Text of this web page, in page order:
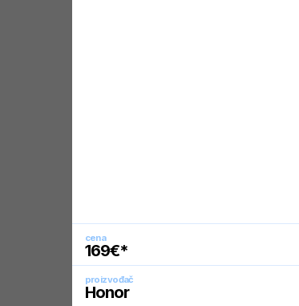
cena
169€*
proizvođač
Honor